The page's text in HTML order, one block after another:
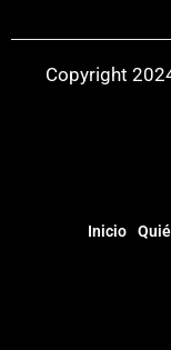
Copyright
Inicio